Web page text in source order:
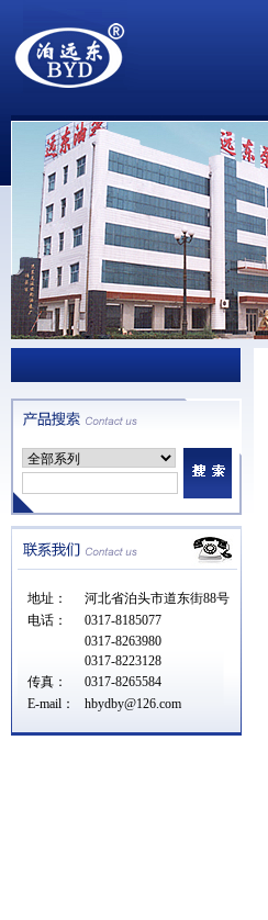
地址：
河北省泊头市道东街88号
电话：
0317-8185077
0317-8263980
0317-8223128
传真：
0317-8265584
E-mail：
hbydby@126.com